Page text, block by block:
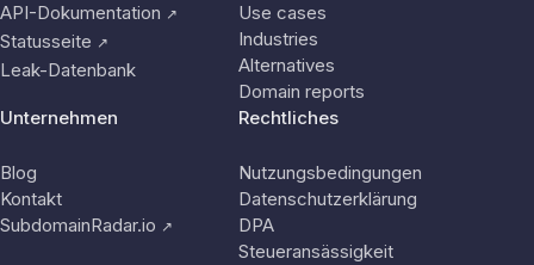
API-Dokumentation ↗
Statusseite ↗
Leak-Datenbank
Use cases
Industries
Alternatives
Domain reports
Unternehmen
Blog
Kontakt
SubdomainRadar.io ↗
Rechtliches
Nutzungsbedingungen
Datenschutzerklärung
DPA
Steueransässigkeit